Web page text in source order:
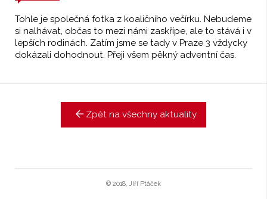
Tohle je společná fotka z koaličního večírku. Nebudeme
si nalhávat, občas to mezi námi zaskřípe, ale to stává i v
lepších rodinách. Zatím jsme se tady v Praze 3 vždycky
dokázali dohodnout. Přeji všem pěkný adventní čas.
Zpět na všechny aktuality
© 2018, Jiří Ptáček